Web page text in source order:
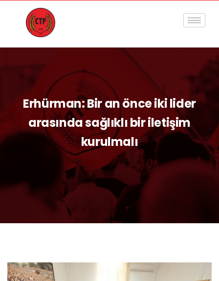
Erhürman: Bir an önce iki lider
arasında sağlıklı bir iletişim
kurulmalı